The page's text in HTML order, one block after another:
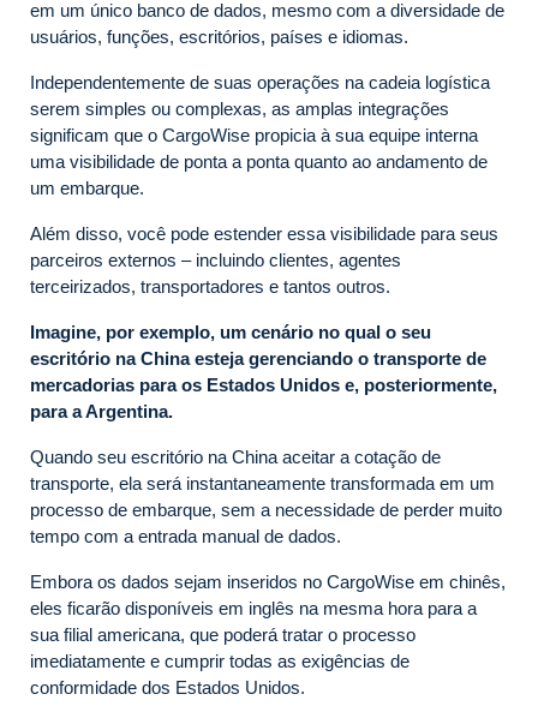
em um único banco de dados, mesmo com a diversidade de
usuários, funções, escritórios, países e idiomas.
Independentemente de suas operações na cadeia logística
serem simples ou complexas, as amplas integrações
significam que o CargoWise propicia à sua equipe interna
uma visibilidade de ponta a ponta quanto ao andamento de
um embarque.
Além disso, você pode estender essa visibilidade para seus
parceiros externos – incluindo clientes, agentes
terceirizados, transportadores e tantos outros.
Imagine, por exemplo, um cenário no qual o seu
escritório na China esteja gerenciando o transporte de
mercadorias para os Estados Unidos e, posteriormente,
para a Argentina.
Quando seu escritório na China aceitar a cotação de
transporte, ela será instantaneamente transformada em um
processo de embarque, sem a necessidade de perder muito
tempo com a entrada manual de dados.
Embora os dados sejam inseridos no CargoWise em chinês,
eles ficarão disponíveis em inglês na mesma hora para a
sua filial americana, que poderá tratar o processo
imediatamente e cumprir todas as exigências de
conformidade dos Estados Unidos.